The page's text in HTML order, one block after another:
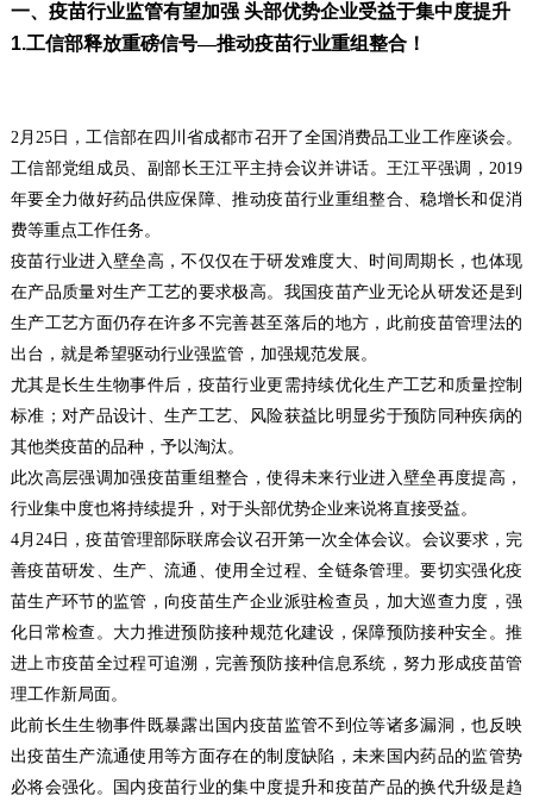
一、疫苗行业监管有望加强 头部优势企业受益于集中度提升
1.工信部释放重磅信号―推动疫苗行业重组整合！
2月25 日，工信部在四川省成都市召开了全国消费品工业工作座谈会。
工信部党组成员、副部长王江平主持会议并讲话。王江平强调，2019
年要全力做好药品供应保障、推动疫苗行业重组整合、稳增长和促消
费等重点工作任务。
疫苗行业进入壁垒高，不仅仅在于研发难度大、时间周期长，也体现
在产品质量对生产工艺的要求极高。我国疫苗产业无论从研发还是到
生产工艺方面仍存在许多不完善甚至落后的地方，此前疫苗管理法的
出台，就是希望驱动行业强监管，加强规范发展。
尤其是长生生物事件后，疫苗行业更需持续优化生产工艺和质量控制
标准；对产品设计、生产工艺、风险获益比明显劣于预防同种疾病的
其他类疫苗的品种，予以淘汰。
此次高层强调加强疫苗重组整合，使得未来行业进入壁垒再度提高，
行业集中度也将持续提升，对于头部优势企业来说将直接受益。
4月24 日，疫苗管理部际联席会议召开第一次全体会议。会议要求，完
善疫苗研发、生产、流通、使用全过程、全链条管理。要切实强化疫
苗生产环节的监管，向疫苗生产企业派驻检查员，加大巡查力度，强
化日常检查。大力推进预防接种规范化建设，保障预防接种安全。推
进上市疫苗全过程可追溯，完善预防接种信息系统，努力形成疫苗管
理工作新局面。
此前长生生物事件既暴露出国内疫苗监管不到位等诸多漏洞，也反映
出疫苗生产流通使用等方面存在的制度缺陷，未来国内药品的监管势
必将会强化。国内疫苗行业的集中度提升和疫苗产品的换代升级是趋